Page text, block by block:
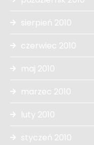
sierpień 2010
czerwiec 2010
maj 2010
marzec 2010
luty 2010
styczeń 2010